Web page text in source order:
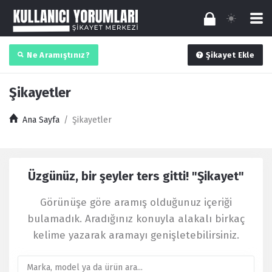
Ne Aramıştınız? Şikayet Ekle
Şikayetler
Ana Sayfa / Şikayetler
Kullanıcı
Yorumları
Latest
Şikayet
Üzgünüz, bir şeyler ters gitti! "Şikayet"
Görünüşe göre aramış olduğunuz içeriği
bulamadık. Aradığınız konuyla alakalı birkaç
kelime yazarak aramayı genişletebilirsiniz.